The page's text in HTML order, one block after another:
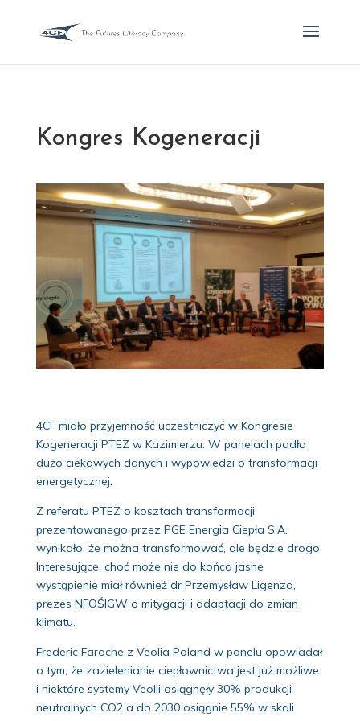
Kongres Kogeneracji
4CF miało przyjemność uczestniczyć w Kongresie
Kogeneracji PTEZ w Kazimierzu. W panelach padło
dużo ciekawych danych i wypowiedzi o transformacji
energetycznej.
Z referatu PTEZ o kosztach transformacji,
prezentowanego przez PGE Energia Ciepła S.A.
wynikało, że można transformować, ale będzie drogo.
Interesujące, choć może nie do końca jasne
wystąpienie miał również dr Przemysław Ligenza,
prezes NFOŚIGW o mitygacji i adaptacji do zmian
klimatu.
Frederic Faroche z Veolia Poland w panelu opowiadał
o tym, że zazielenianie ciepłownictwa jest już możliwe
i niektóre systemy Veolii osiągnęły 30% produkcji
neutralnych CO2 a do 2030 osiągnie 55% w skali